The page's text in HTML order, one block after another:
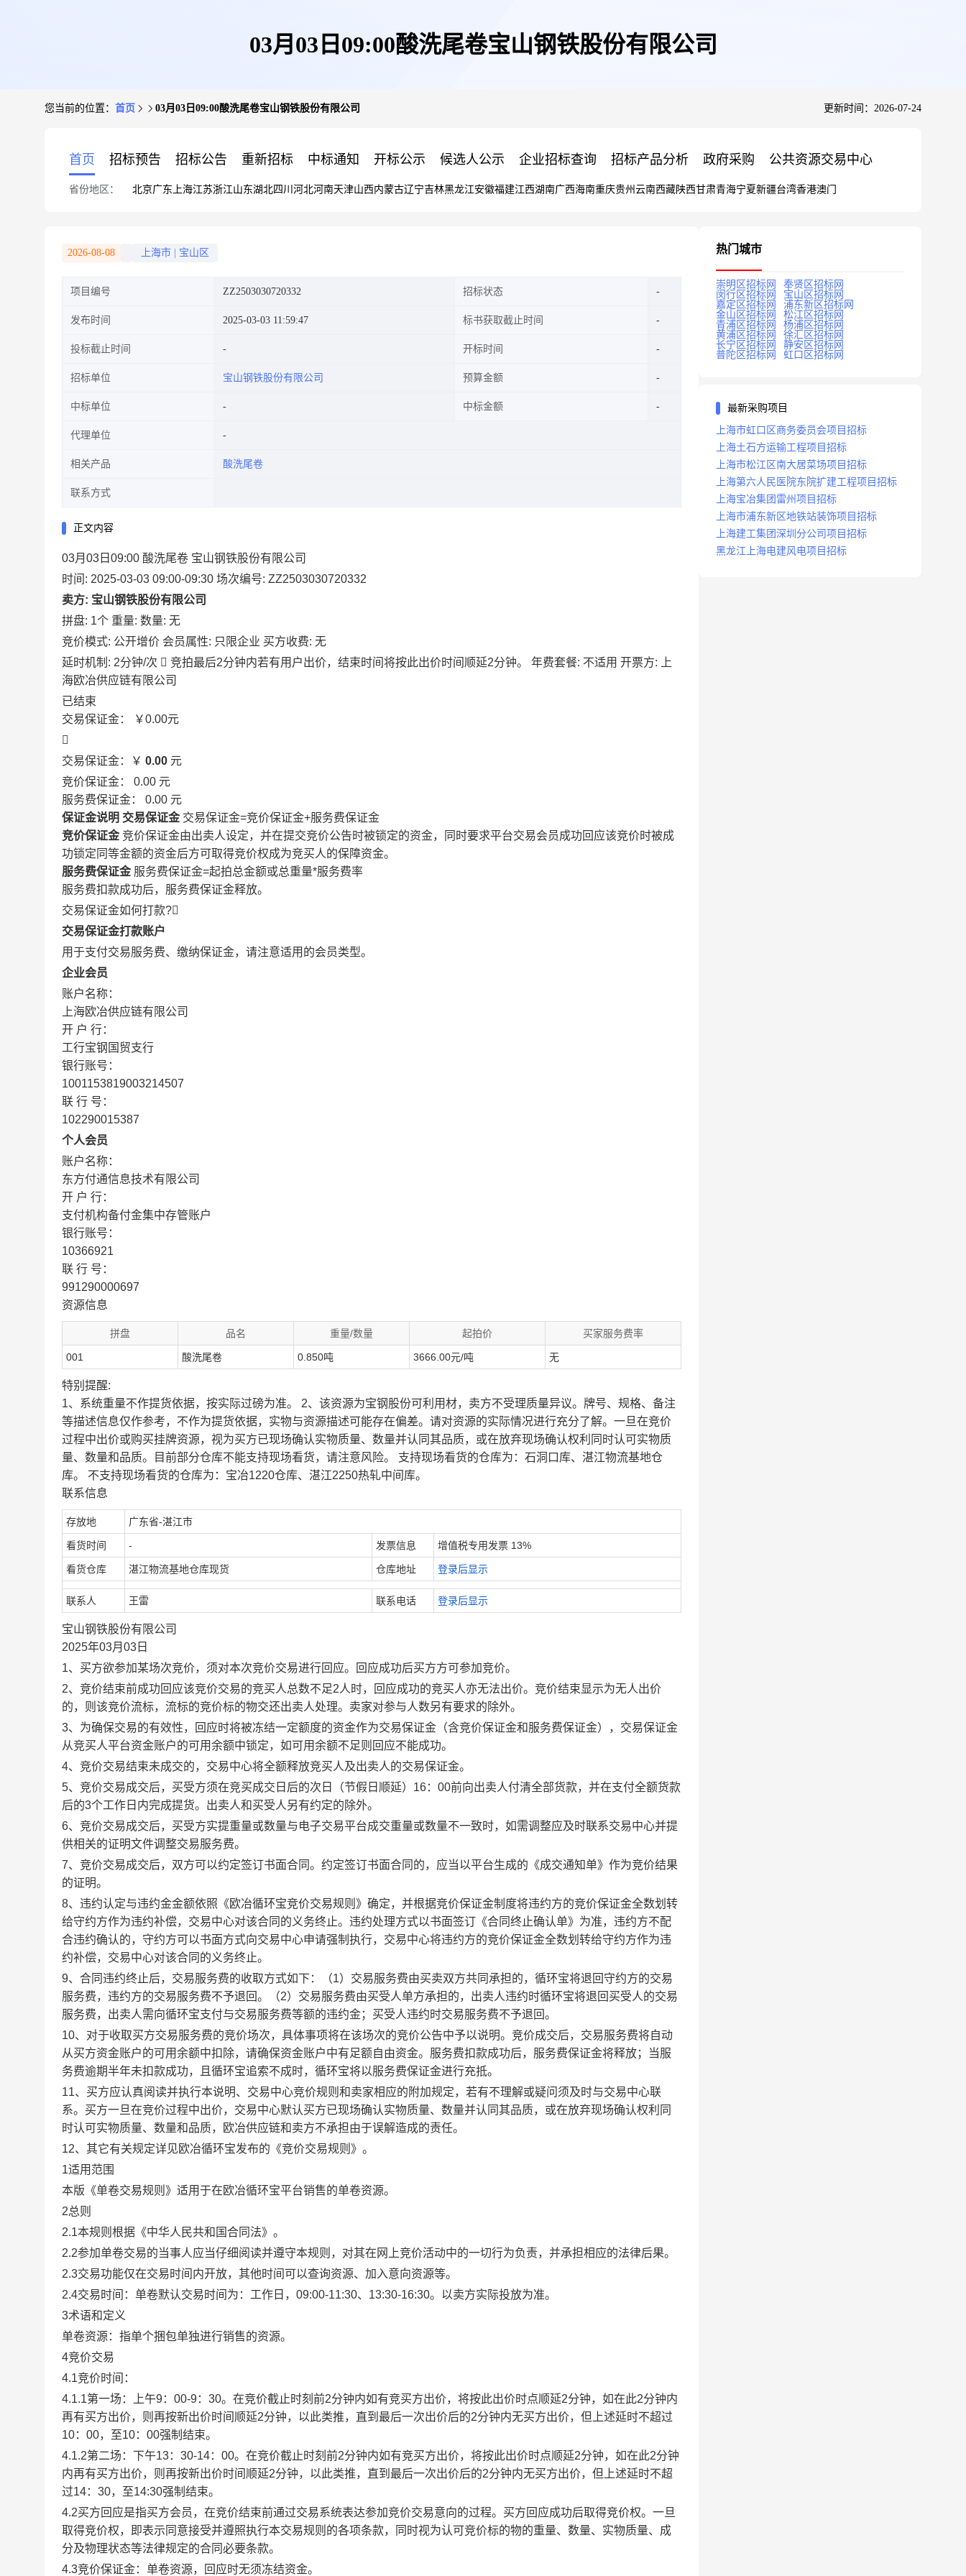
03月03日09:00酸洗尾卷宝山钢铁股份有限公司
您当前的位置： 首页 03月03日09:00酸洗尾卷宝山钢铁股份有限公司 更新时间：2026-07-24
首页 招标预告 招标公告 重新招标 中标通知 开标公示 候选人公示 企业招标查询 招标产品分析 政府采购 公共资源交易中心
省份地区： 北京广东 上海江苏浙江山东湖北四川 河北河南天津山西内蒙古辽宁吉林黑龙江安徽福建江西湖南广西海南重庆贵州 云南西藏陕西甘肃青海宁夏新疆台湾香港澳门
2026-08-08 上海市 宝山区
项目编号 ZZ2503030720332 招标状态
发布时间 2025-03-03 11:59:47 标书获取截止时间
投标截止时间 开标时间
招标单位 宝山钢铁股份有限公司 预算金额
中标单位 中标金额
代理单位
相关产品 酸洗尾卷
联系方式
正文内容
03月03日09:00 酸洗尾卷 宝山钢铁股份有限公司
时间: 2025-03-03 09:00-09:30 场次编号: ZZ2503030720332
卖方: 宝山钢铁股份有限公司
拼盘: 1个 重量: 数量: 无
竞价模式: 公开增价 会员属性: 只限企业 买方收费: 无
延时机制: 2分钟/次  竞拍最后2分钟内若有用户出价，结束时间将按此出价时间顺延2分钟。 年费套餐: 不适用 开票方: 上
海欧冶供应链有限公司
已结束
交易保证金：
￥0.00元

交易保证金：￥ 0.00 元
竞价保证金： 0.00 元
服务费保证金： 0.00 元
保证金说明 交易保证金 交易保证金=竞价保证金+服务费保证金
竞价保证金 竞价保证金由出卖人设定，并在提交竞价公告时被锁定的资金，同时要求平台交易会员成功回应该竞价时被成
功锁定同等金额的资金后方可取得竞价权成为竞买人的保障资金。
服务费保证金 服务费保证金=起拍总金额或总重量*服务费率
服务费扣款成功后，服务费保证金释放。
交易保证金如何打款?
交易保证金打款账户
用于支付交易服务费、缴纳保证金，请注意适用的会员类型。
企业会员
账户名称：
上海欧冶供应链有限公司
开 户 行：
工行宝钢国贸支行
银行账号：
1001153819003214507
联 行 号：
102290015387
个人会员
账户名称：
东方付通信息技术有限公司
开 户 行：
支付机构备付金集中存管账户
银行账号：
10366921
联 行 号：
991290000697
资源信息
拼盘 品名 重量/数量 起拍价 买家服务费率
001 酸洗尾卷 0.850吨 3666.00元/吨 无
特别提醒:
1、系统重量不作提货依据，按实际过磅为准。 2、该资源为宝钢股份可利用材，卖方不受理质量异议。牌号、规格、备注
等描述信息仅作参考，不作为提货依据，实物与资源描述可能存在偏差。请对资源的实际情况进行充分了解。一旦在竞价
过程中出价或购买挂牌资源，视为买方已现场确认实物质量、数量并认同其品质，或在放弃现场确认权利同时认可实物质
量、数量和品质。目前部分仓库不能支持现场看货，请注意风险。 支持现场看货的仓库为：石洞口库、湛江物流基地仓
库。 不支持现场看货的仓库为：宝冶1220仓库、湛江2250热轧中间库。
联系信息
存放地 广东省-湛江市
看货时间 - 发票信息 增值税专用发票 13%
看货仓库 湛江物流基地仓库现货 仓库地址 登录后显示
联系人 王雷 联系电话 登录后显示
宝山钢铁股份有限公司
2025年03月03日
1、买方欲参加某场次竞价，须对本次竞价交易进行回应。回应成功后买方方可参加竞价。
2、竞价结束前成功回应该竞价交易的竞买人总数不足2人时，回应成功的竞买人亦无法出价。竞价结束显示为无人出价
的，则该竞价流标，流标的竞价标的物交还出卖人处理。卖家对参与人数另有要求的除外。
3、为确保交易的有效性，回应时将被冻结一定额度的资金作为交易保证金（含竞价保证金和服务费保证金），交易保证金
从竞买人平台资金账户的可用余额中锁定，如可用余额不足则回应不能成功。
4、竞价交易结束未成交的，交易中心将全额释放竞买人及出卖人的交易保证金。
5、竞价交易成交后，买受方须在竞买成交日后的次日（节假日顺延）16：00前向出卖人付清全部货款，并在支付全额货款
后的3个工作日内完成提货。出卖人和买受人另有约定的除外。
6、竞价交易成交后，买受方实提重量或数量与电子交易平台成交重量或数量不一致时，如需调整应及时联系交易中心并提
供相关的证明文件调整交易服务费。
7、竞价交易成交后，双方可以约定签订书面合同。约定签订书面合同的，应当以平台生成的《成交通知单》作为竞价结果
的证明。
8、违约认定与违约金金额依照《欧冶循环宝竞价交易规则》确定，并根据竞价保证金制度将违约方的竞价保证金全数划转
给守约方作为违约补偿，交易中心对该合同的义务终止。违约处理方式以书面签订《合同终止确认单》为准，违约方不配
合违约确认的，守约方可以书面方式向交易中心申请强制执行，交易中心将违约方的竞价保证金全数划转给守约方作为违
约补偿，交易中心对该合同的义务终止。
9、合同违约终止后，交易服务费的收取方式如下：（1）交易服务费由买卖双方共同承担的，循环宝将退回守约方的交易
服务费，违约方的交易服务费不予退回。（2）交易服务费由买受人单方承担的，出卖人违约时循环宝将退回买受人的交易
服务费，出卖人需向循环宝支付与交易服务费等额的违约金；买受人违约时交易服务费不予退回。
10、对于收取买方交易服务费的竞价场次，具体事项将在该场次的竞价公告中予以说明。竞价成交后，交易服务费将自动
从买方资金账户的可用余额中扣除，请确保资金账户中有足额自由资金。服务费扣款成功后，服务费保证金将释放；当服
务费逾期半年未扣款成功，且循环宝追索不成时，循环宝将以服务费保证金进行充抵。
11、买方应认真阅读并执行本说明、交易中心竞价规则和卖家相应的附加规定，若有不理解或疑问须及时与交易中心联
系。买方一旦在竞价过程中出价，交易中心默认买方已现场确认实物质量、数量并认同其品质，或在放弃现场确认权利同
时认可实物质量、数量和品质，欧冶供应链和卖方不承担由于误解造成的责任。
12、其它有关规定详见欧冶循环宝发布的《竞价交易规则》。
1适用范围
本版《单卷交易规则》适用于在欧冶循环宝平台销售的单卷资源。
2总则
2.1本规则根据《中华人民共和国合同法》。
2.2参加单卷交易的当事人应当仔细阅读并遵守本规则，对其在网上竞价活动中的一切行为负责，并承担相应的法律后果。
2.3交易功能仅在交易时间内开放，其他时间可以查询资源、加入意向资源等。
2.4交易时间：单卷默认交易时间为：工作日，09:00-11:30、13:30-16:30。以卖方实际投放为准。
3术语和定义
单卷资源：指单个捆包单独进行销售的资源。
4竞价交易
4.1竞价时间：
4.1.1第一场：上午9：00-9：30。在竞价截止时刻前2分钟内如有竞买方出价，将按此出价时点顺延2分钟，如在此2分钟内
再有买方出价，则再按新出价时间顺延2分钟，以此类推，直到最后一次出价后的2分钟内无买方出价，但上述延时不超过
10：00，至10：00强制结束。
4.1.2第二场：下午13：30-14：00。在竞价截止时刻前2分钟内如有竞买方出价，将按此出价时点顺延2分钟，如在此2分钟
内再有买方出价，则再按新出价时间顺延2分钟，以此类推，直到最后一次出价后的2分钟内无买方出价，但上述延时不超
过14：30，至14:30强制结束。
4.2买方回应是指买方会员，在竞价结束前通过交易系统表达参加竞价交易意向的过程。买方回应成功后取得竞价权。一旦
取得竞价权，即表示同意接受并遵照执行本交易规则的各项条款，同时视为认可竞价标的物的重量、数量、实物质量、成
分及物理状态等法律规定的合同必要条款。
4.3竞价保证金：单卷资源，回应时无须冻结资金。
热门城市
崇明区招标网
奉贤区招标网
闵行区招标网
宝山区招标网
嘉定区招标网
浦东新区招标网
金山区招标网
松江区招标网
青浦区招标网
杨浦区招标网
黄浦区招标网
徐汇区招标网
长宁区招标网
静安区招标网
普陀区招标网
虹口区招标网
最新采购项目
上海市虹口区商务委员会项目招标
上海土石方运输工程项目招标
上海市松江区南大居菜场项目招标
上海第六人民医院东院扩建工程项目招标
上海宝冶集团雷州项目招标
上海市浦东新区地铁站装饰项目招标
上海建工集团深圳分公司项目招标
黑龙江上海电建风电项目招标